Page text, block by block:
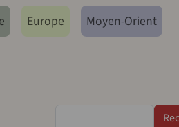
Europe Moyen-Orient